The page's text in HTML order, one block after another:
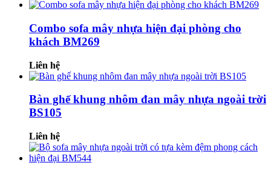
Combo sofa mây nhựa hiện đại phòng cho
khách BM269
Liên hệ
Bàn ghế khung nhôm đan mây nhựa ngoài trời
BS105
Liên hệ